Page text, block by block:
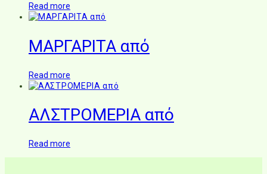
Read more
ΜΑΡΓΑΡΙΤΑ από
Read more
ΑΛΣΤΡΟΜΕΡΙΑ από
Read more